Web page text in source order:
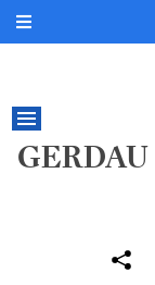
GERDAU